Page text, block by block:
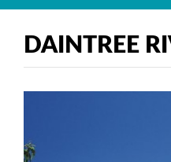
DAINTREE